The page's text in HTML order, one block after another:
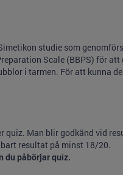
studie som
Scale (BBPS) för
i tarmen. För att kunna
Man blir godkänd vid
resultat på minst 18/20.
du påbörjar quiz.